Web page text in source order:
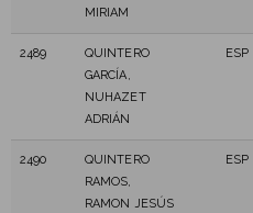
MIRIAM
2489
QUINTERO
GARCÍA,
NUHAZET
ADRIÁN
ESP
2490
QUINTERO
RAMOS,
RAMON JESÚS
ESP